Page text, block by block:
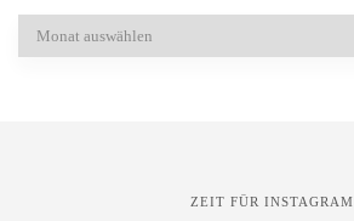
ZEIT FÜR INSTAGRAM